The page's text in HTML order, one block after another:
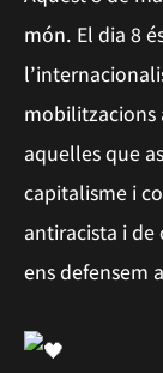
món. El dia 8
mobilitzacions
aquelles que
capitalisme i
antiracista i de
ens defensem